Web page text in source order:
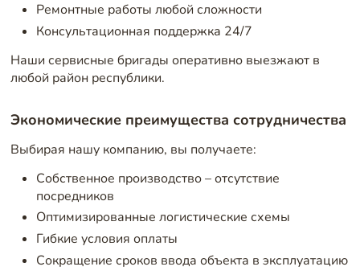
Ремонтные работы любой сложности
Консультационная поддержка 24/7
Наши сервисные бригады оперативно выезжают в
любой район республики.
Экономические преимущества сотрудничества
Выбирая нашу компанию, вы получаете:
Собственное производство – отсутствие
посредников
Оптимизированные логистические схемы
Гибкие условия оплаты
Сокращение сроков ввода объекта в эксплуатацию